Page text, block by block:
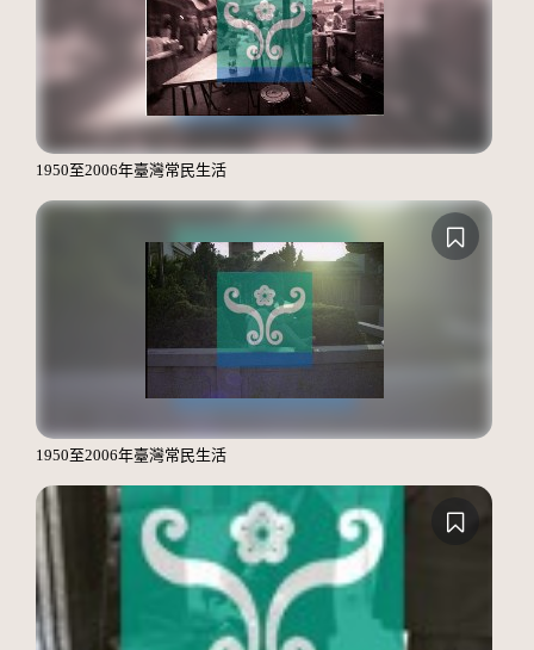
1950至2006年臺灣常民生活
1950至2006年臺灣常民生活